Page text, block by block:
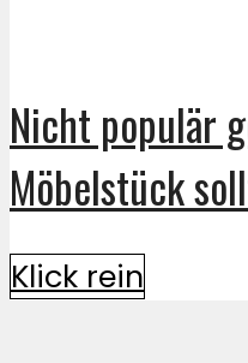
Nicht populär
Möbelstück
Klick rein